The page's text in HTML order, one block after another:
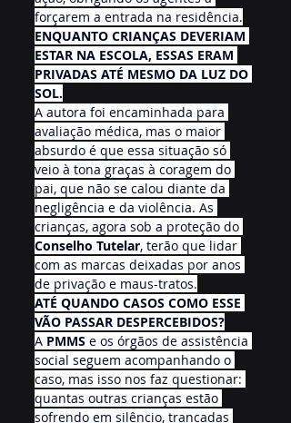
forçarem a entrada na residência.
ENQUANTO CRIANÇAS DEVERIAM
ESTAR NA ESCOLA, ESSAS ERAM
PRIVADAS ATÉ MESMO DA LUZ DO
SOL.
A autora foi encaminhada para
avaliação médica, mas o maior
absurdo é que essa situação só
veio à tona graças à coragem do
pai, que não se calou diante da
negligência e da violência. As
crianças, agora sob a proteção do
Conselho Tutelar, terão que lidar
com as marcas deixadas por anos
de privação e maus-tratos.
ATÉ QUANDO CASOS COMO ESSE
VÃO PASSAR DESPERCEBIDOS?
A PMMS e os órgãos de assistência
social seguem acompanhando o
caso, mas isso nos faz questionar:
quantas outras crianças estão
sofrendo em silêncio, trancadas